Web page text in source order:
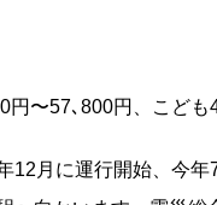
〜57､800円、こども
12月に運行開始、今